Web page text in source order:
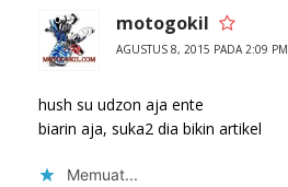
motogokil
AGUSTUS 8, 2015 PADA 2:09 PM
hush su udzon aja ente
biarin aja, suka2 dia bikin artikel
Memuat...